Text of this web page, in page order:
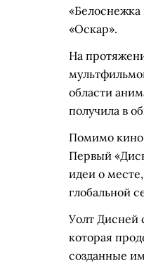
«Оскар».
На
области
получила в
Помимо
Первый
идеи о
глобальной
Уолт Дисней
которая
созданные